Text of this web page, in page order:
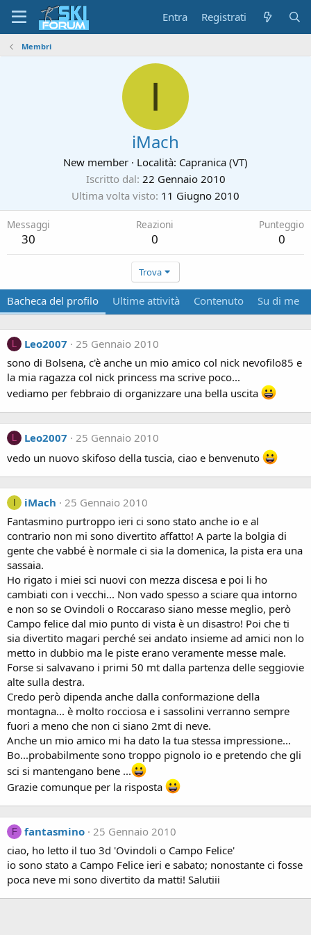
Entra Registrati
Membri
I
iMach
New member · Località: Capranica (VT)
Iscritto dal 22 Gennaio 2010
Ultima volta visto 11 Giugno 2010
Messaggi
30
Reazioni
0
Punteggio
0
Trova
Bacheca del profilo Ultime attività Contenuto Su di me
L Leo2007
25 Gennaio 2010
sono di Bolsena, c'è anche un mio amico col nick nevofilo85 e
la mia ragazza col nick princess ma scrive poco...
vediamo per febbraio di organizzare una bella uscita
L Leo2007
25 Gennaio 2010
vedo un nuovo skifoso della tuscia, ciao e benvenuto
iMach
25 Gennaio 2010
Fantasmino purtroppo ieri ci sono stato anche io e al
contrario non mi sono divertito affatto! A parte la bolgia di
gente che vabbé è normale ci sia la domenica, la pista era una
sassaia.
Ho rigato i miei sci nuovi con mezza discesa e poi li ho
cambiati con i vecchi... Non vado spesso a sciare qua intorno
e non so se Ovindoli o Roccaraso siano messe meglio, però
Campo felice dal mio punto di vista è un disastro! Poi che ti
sia divertito magari perché sei andato insieme ad amici non lo
metto in dubbio ma le piste erano veramente messe male.
Forse si salvavano i primi 50 mt dalla partenza delle seggiovie
alte sulla destra.
Credo però dipenda anche dalla conformazione della
montagna... è molto rocciosa e i sassolini verranno sempre
fuori a meno che non ci siano 2mt di neve.
Anche un mio amico mi ha dato la tua stessa impressione...
Bo...probabilmente sono troppo pignolo io e pretendo che gli
sci si mantengano bene ...
Grazie comunque per la risposta
F fantasmino 25 Gennaio 2010
ciao, ho letto il tuo 3d 'Ovindoli o Campo Felice'
io sono stato a Campo Felice ieri e sabato; nonostante ci fosse
poca neve mi sono divertito da matti! Salutiii